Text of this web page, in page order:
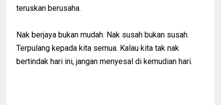
teruskan berusaha.
Nak berjaya bukan mudah. Nak susah bukan susah.
Terpulang kepada kita semua. Kalau kita tak nak
bertindak hari ini, jangan menyesal di kemudian hari.